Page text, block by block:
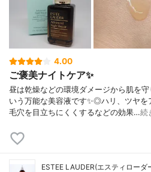
4.00
ご褒美ナイトケア✨
昼は乾燥などの環境ダメージから肌を
いう万能な美容液です✨◎ハリ、ツヤ
毛穴を目立ちにくくするなどの効果…続
ESTEE LAUDER(エスティローダ